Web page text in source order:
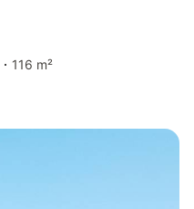
116 m²